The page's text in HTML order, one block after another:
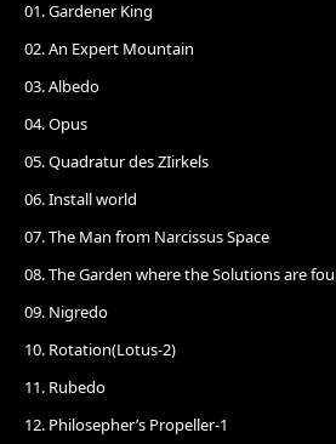
01. Gardener King
02. An Expert Mountain
03. Albedo
04. Opus
05. Quadratur des ZIirkels
06. Install world
07. The Man from Narcissus Space
08. The Garden where the Solutions are
09. Nigredo
10. Rotation(Lotus-2)
11. Rubedo
12. Philosepher’s Propeller-1